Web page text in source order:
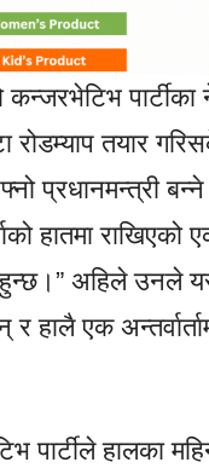
पार्टीका
रोडम्याप तयार
प्रधानमन्त्री
हातमा
अहिले उनले
हालै एक
पार्टीले हालका